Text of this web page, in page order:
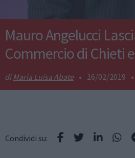
Mauro Angelucci
Commercio di Chieti
Maria Luisa Abate • 16/02/2019 •
Condividi su: